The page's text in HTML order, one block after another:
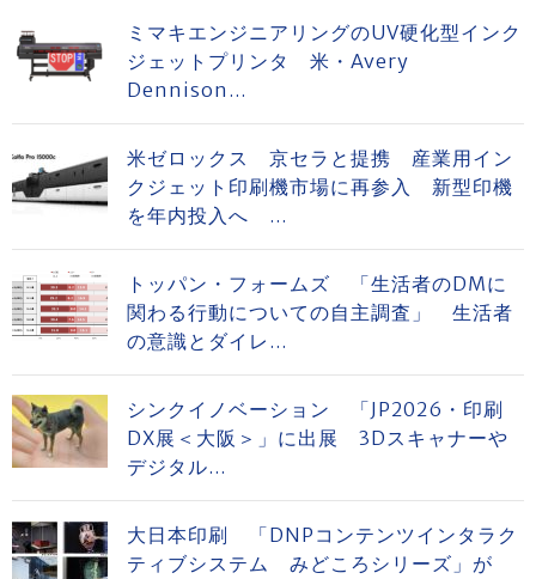
ミマキエンジニアリングのUV硬化型インク
ジェットプリンタ 米・Avery
Dennison...
米ゼロックス 京セラと提携 産業用イン
クジェット印刷機市場に再参入 新型印機
を年内投入へ ...
トッパン・フォームズ 「生活者のDMに
関わる行動についての自主調査」 生活者
の意識とダイレ...
シンクイノベーション 「JP2026・印刷
DX展＜大阪＞」に出展 3Dスキャナーや
デジタル...
大日本印刷 「DNPコンテンツインタラク
ティブシステム みどころシリーズ」が